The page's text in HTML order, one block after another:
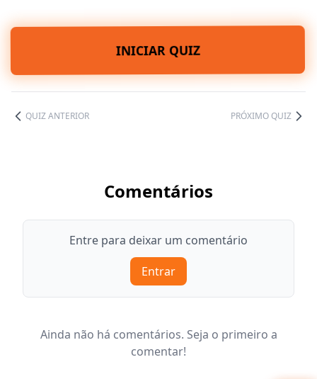
INICIAR QUIZ
QUIZ ANTERIOR PRÓXIMO QUIZ
Comentários
Entre para deixar um comentário
Entrar
Ainda não há comentários. Seja o primeiro a
comentar!